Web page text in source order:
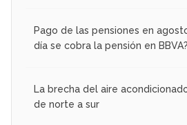
Pago de las pensiones en
día se cobra la pensión en BBVA?
La brecha del aire
de norte a sur